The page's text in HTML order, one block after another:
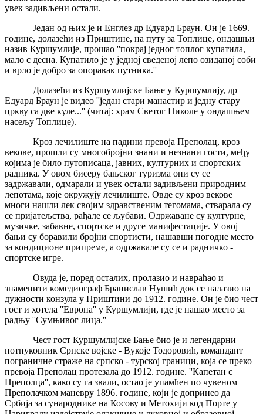
увек задивљени остали.
Један од њих је и Енглез др Едуард Браун. Он је 1669.
године, долазећи из Приштине, на путу за Топлице, ондашњи
назив Куршумлије, прошао ''покрај једног топлог купатила,
мало с десна. Купатило је у једној сведеној лепо озиданој соби
и врло је добро за опоравак путника.''
Долазећи из Куршумлијске Бање у Куршумлију, др
Едуард Браун је видео ''један стари манастир и једну стару
цркву са две куле...'' (читај: храм Светог Николе у ондашњем
насељу Топлице).
Кроз лечилиште на падини превоја Преполац, кроз
векове, прошли су многобројни знани и незнани гости, међу
којима је било путописаца, јавних, културних и спортских
радника. У овом бисеру бањског туризма они су се
задржавали, одмарали и увек остали задивљени природним
лепотама, које окружују лечилиште. Овде су кроз векове
многи нашли лек својим здравственим тегомама, стварала су
се пријатељства, рађале се љубави. Одржаване су културне,
музичке, забавне, спортске и друге манифестације. У овој
бањи су боравили бројни спортисти, нашавши погодне место
за кондиционе припреме, а одржавале су се и радничко -
спортске игре.
Овуда је, поред осталих, пролазио и навраћао и
знаменити комедиограф Бранислав Нушић док се налазио на
дужности конзула у Приштини до 1912. године. Он је био чест
гост и хотела ''Европа'' у Куршумлији, где је нашао место за
радњу ''Сумњивог лица.''
Чест гост Куршумлијске Бање био је и легендарни
потпуковник Српске војске - Вукоје Тодоровић, командант
пограничне страже на српско - турској граници, која се преко
превоја Преполац протезала до 1912. године. ''Капетан с
Преполца'', како су га звали, остао је упамћен по чувеном
Преполачком маневру 1896. године, који је допринео да
Србија за сународнике на Косову и Метохији код Порте у